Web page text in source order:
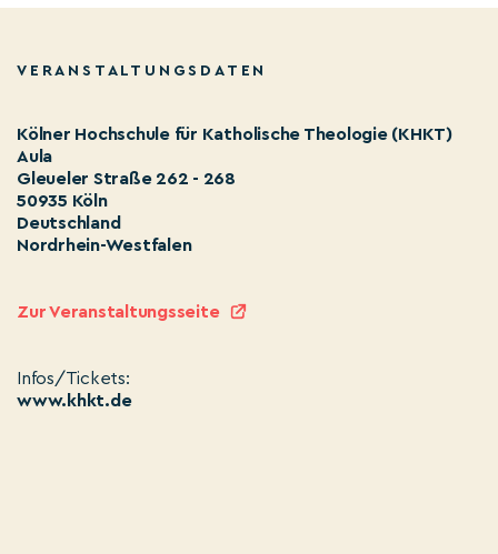
VERANSTALTUNGSDATEN
Kölner Hochschule für Katholische Theologie (KHKT)
Aula
Gleueler Straße 262 - 268
50935 Köln
Deutschland
Nordrhein-Westfalen
Zur Veranstaltungsseite
Infos/Tickets:
www.khkt.de